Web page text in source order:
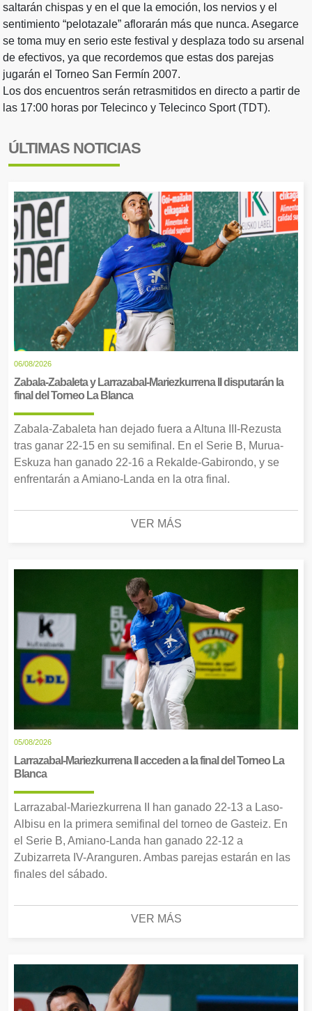
saltarán chispas y en el que la emoción, los nervios y el
sentimiento “pelotazale” aflorarán más que nunca. Asegarce
se toma muy en serio este festival y desplaza todo su arsenal
de efectivos, ya que recordemos que estas dos parejas
jugarán el Torneo San Fermín 2007.
Los dos encuentros serán retrasmitidos en directo a partir de
las 17:00 horas por Telecinco y Telecinco Sport (TDT).
ÚLTIMAS NOTICIAS
06/08/2026
Zabala-Zabaleta y Larrazabal-Mariezkurrena II disputarán la
final del Torneo La Blanca
Zabala-Zabaleta han dejado fuera a Altuna III-Rezusta
tras ganar 22-15 en su semifinal. En el Serie B, Murua-
Eskuza han ganado 22-16 a Rekalde-Gabirondo, y se
enfrentarán a Amiano-Landa en la otra final.
VER MÁS
05/08/2026
Larrazabal-Mariezkurrena II acceden a la final del Torneo La
Blanca
Larrazabal-Mariezkurrena II han ganado 22-13 a Laso-
Albisu en la primera semifinal del torneo de Gasteiz. En
el Serie B, Amiano-Landa han ganado 22-12 a
Zubizarreta IV-Aranguren. Ambas parejas estarán en las
finales del sábado.
VER MÁS